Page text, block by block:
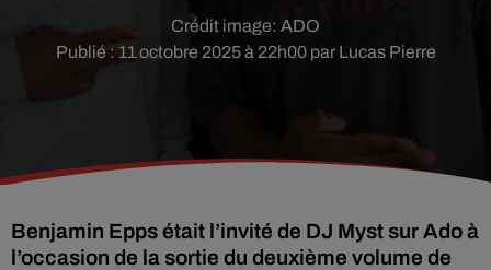
Publié : 11 octobre 2025 à 22h00 par Lucas Pierre
Crédit image: ADO
Benjamin Epps était l’invité de DJ Myst sur Ado à
l’occasion de la sortie du deuxième volume de